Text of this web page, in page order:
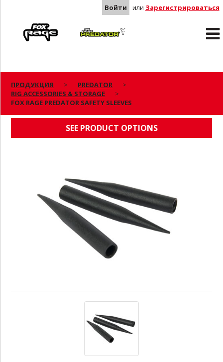
Войти или Зарегистрироваться
Predator
ПРОДУКЦИЯ
PREDATOR
RIG ACCESSORIES & STORAGE
FOX RAGE PREDATOR SAFETY SLEEVES
FOX RAGE PREDATOR SAFETY SLEEVES
SEE PRODUCT OPTIONS